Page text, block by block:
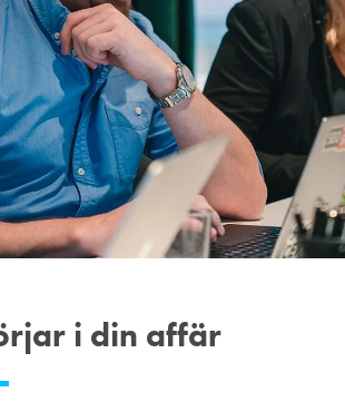
i din affär